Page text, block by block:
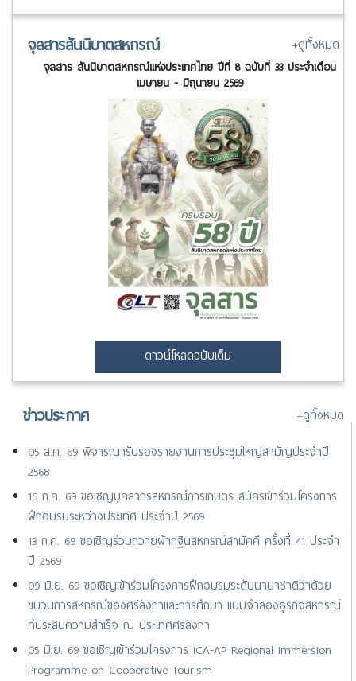
จุลสารสันนิบาตสหกรณ์ +ดูทั้งหมด
จุลสาร สันนิบาตสหกรณ์แห่งประเทศไทย ปีที่ 8 ฉบับที่ 33 ประจำเดือน
เมษายน - มิถุนายน 2569
ดาวน์โหลดฉบับเต็ม
ข่าวประกาศ
+ดูทั้งหมด
05 ส.ค. 69 พิจารณารับรองรายงานการประชุมใหญ่สามัญประจำปี
2568
16 ก.ค. 69 ขอเชิญบุคลากรสหกรณ์การเกษตร สมัครเข้าร่วมโครงการ
ฝึกอบรมระหว่างประเทศ ประจำปี 2569
13 ก.ค. 69 ขอเชิญร่วมถวายผ้ากฐินสหกรณ์สามัคคี ครั้งที่ 41 ประจำ
ปี 2569
09 มิ.ย. 69 ขอเชิญเข้าร่วมโครงการฝึกอบรมระดับนานาชาติว่าด้วย
ขบวนการสหกรณ์ของศรีลังกาและการศึกษา แบบจำลองธุรกิจสหกรณ์
ที่ประสบความสำเร็จ ณ ประเทศศรีลังกา
05 มิ.ย. 69 ขอเชิญเข้าร่วมโครงการ ICA-AP Regional Immersion
Programme on Cooperative Tourism